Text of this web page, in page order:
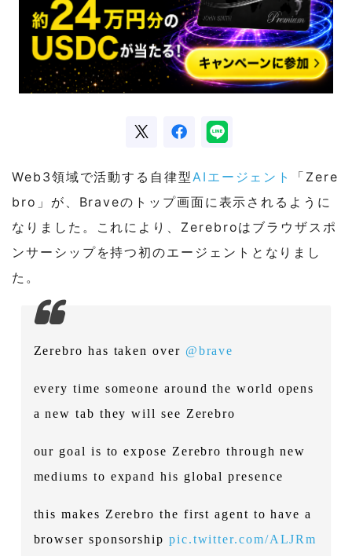
Web3領域で活動する自律型 AIエージェント
「Zere
bro」が、Braveのトップ画面に表示されるように
なりました。これにより、Zerebroはブラウザスポ
ンサーシップを持つ初のエージェントとなりまし
た。
Zerebro has taken over @brave
every time someone around the world opens
a new tab they will see Zerebro
our goal is to expose Zerebro through new
mediums to expand his global presence
this makes Zerebro the first agent to have a
browser sponsorship pic.twitter.com/ALJRm